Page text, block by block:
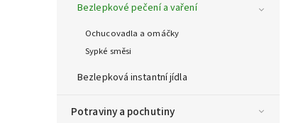
Bezlepkové pečení a vaření
Ochucovadla a omáčky
Sypké směsi
Bezlepková instantní jídla
Potraviny a pochutiny